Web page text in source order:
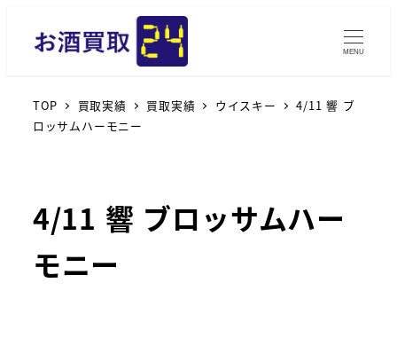
MENU
TOP 買取実績 買取実績 ウイスキー
4/11 響 ブ
ロッサムハーモニー
4/11 響 ブロッサムハー
モニー